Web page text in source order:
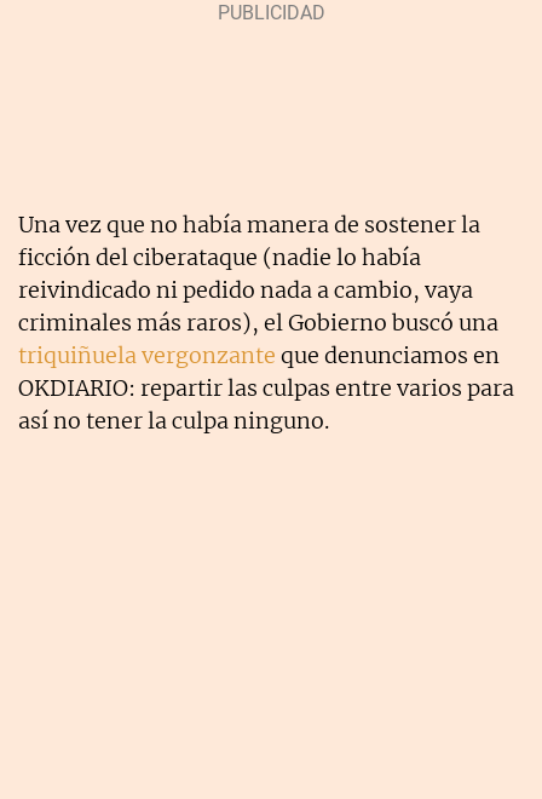
Una vez que no había manera de sostener la
ficción del ciberataque (nadie lo había
reivindicado ni pedido nada a cambio, vaya
criminales más raros), el Gobierno buscó una
triquiñuela vergonzante que denunciamos en
OKDIARIO: repartir las culpas entre varios para
así no tener la culpa ninguno.